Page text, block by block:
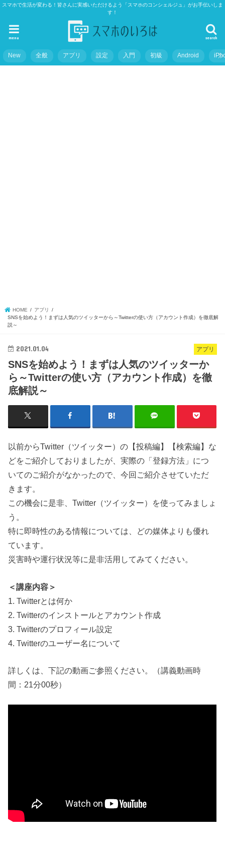
スマホで生活が変わる！皆さんに実感いただけるよう「スマホのコンシェルジュ」がお手伝いしま
す！
search
menu
New 全般 アプリ 設定 入門 初級 Android
HOME
アプリ
SNSを始めよう！まずは人気のツイッターから～Twitterの使い方（アカウント作成）を徹底解
説～
アプリ
2021.01.04
SNSを始めよう！まずは人気のツイッターか
ら～Twitterの使い方（アカウント作成）を徹
底解説～
以前からTwitter（ツイッター）の【投稿編】【検索編】な
どをご紹介しておりましたが、実際の「登録方法」につ
いてのご紹介がなかったので、今回ご紹介させていただ
きます。
この機会に是非、Twitter（ツイッター）を使ってみましょ
う。
特に即時性のある情報については、どの媒体よりも優れ
ています。
災害時や運行状況等に是非活用してみてください。
＜講座内容＞
1. Twitterとは何か
2. Twitterのインストールとアカウント作成
3. Twitterのプロフィール設定
4. Twitterのユーザー名について
詳しくは、下記の動画ご参照ください。（講義動画時
間：21分00秒）